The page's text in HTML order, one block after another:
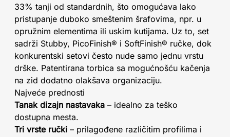
33% tanji od standardnih, što omogućava lako
pristupanje duboko smeštenim šrafovima, npr. u
opružnim elementima ili uskim kutijama. Uz to, set
sadrži Stubby, PicoFinish® i SoftFinish® ručke, dok
konkurentski setovi često nude samo jednu vrstu
drške. Patentirana torbica sa mogućnošću kačenja
na zid dodatno olakšava organizaciju.
Najveće prednosti
Tanak dizajn nastavaka – idealno za teško
dostupna mesta.
Tri vrste ručki – prilagođene različitim profilima i